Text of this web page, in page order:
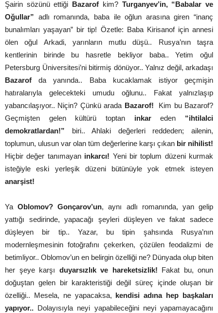
Şairin sözünü ettiği Bazarof kim? Turganyev’in, “Babalar ve
Oğullar” adlı romanında, baba ile oğlun arasına giren “inanç
bunalımları yaşayan” bir tip! Özetle: Baba Kirisanof için annesi
ölen oğul Arkadi, yarınların mutlu düşü.. Rusya’nın taşra
kentlerinin birinde bu hasretle bekliyor baba.. Yetim oğul
Petersburg Üniversitesi’ni bitirmiş dönüyor.. Yalnız değil, arkadaşı
Bazarofda yanında.. Baba kucaklamak istiyor geçmişin
hatıralarıyla gelecekteki umudu oğlunu.. Fakat yalnızlaşıp
yabancılaşıyor.. Niçin? Çünkü arada Bazarof!
Kim bu Bazarof?
Geçmişten gelen kültürü toptan inkareden “ihtilalci
demokratlardan!” biri.. Ahlaki değerleri reddeden; ailenin,
toplumun, ulusun var olan tüm değerlerine karşı çıkan bir nihilist!
Hiçbir değer tanımayan inkarcı! Yeni bir toplum düzeni kurmak
isteğiyle eski yerleşik düzeni bütünüyle yok etmek isteyen
anarşist!
Ya Oblomov? Gonçarov’un, aynı adlı romanında, yan gelip
yattığı sedirinde, yapacağı şeyleri düşleyen ve fakat sadece
düşleyen bir tip.. Yazar, bu tipin şahsında Rusya’nın
modernleşmesinin fotoğrafını çekerken, çözülen feodalizmi de
betimliyor.. Oblomov’un en belirgin özelliği ne? Dünyada olup biten
her şeye karşı duyarsızlık ve hareketsizlik! Fakat bu, onun
doğuştan gelen bir karakteristiği değil süreç içinde oluşan bir
özelliği.. Mesela, ne yapacaksa, kendisi adına hep başkaları
yapıyor.. Dolayısıyla neyi yapabileceğini neyi yapamayacağını